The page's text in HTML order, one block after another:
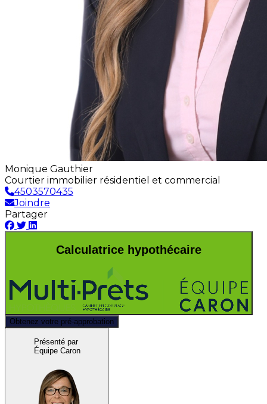
Monique Gauthier
Courtier immobilier résidentiel et commercial
4503570435
Joindre
Partager
Calculatrice hypothécaire
Obtenez votre pré-approbation
Présenté par
Équipe Caron